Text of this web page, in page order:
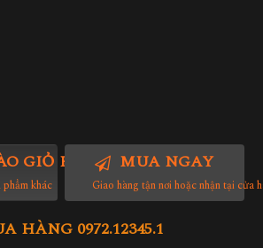
GIỎ HÀNG
khác
MUA NGAY
Giao hàng tận nơi hoặc nhận tại cửa
HÀNG 0972.12345.1